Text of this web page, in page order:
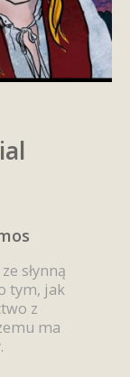
słynną
tym, jak
z
ma